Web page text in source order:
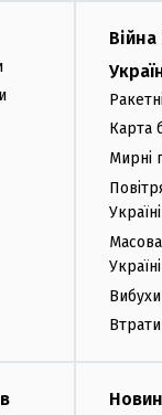
Війна
Карта
Мирні
Україні
Україні
Вибухи